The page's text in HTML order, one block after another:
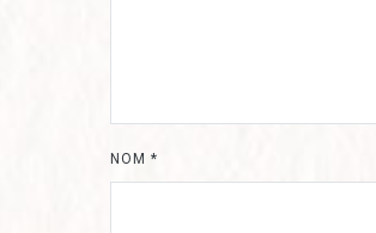
NOM *